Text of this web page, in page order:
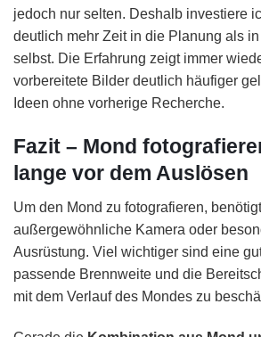
jedoch nur selten. Deshalb investiere
deutlich mehr Zeit in die Planung als
selbst. Die Erfahrung zeigt immer
vorbereitete Bilder deutlich häufiger
Ideen ohne vorherige Recherche.
Fazit – Mond
lange vor dem Auslösen
Um den Mond zu fotografieren,
außergewöhnliche Kamera oder
Ausrüstung. Viel wichtiger sind eine
passende Brennweite und die
mit dem Verlauf des Mondes zu